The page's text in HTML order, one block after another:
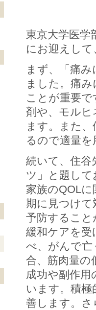
東京大学医学
にお迎えし
まず、「痛
ました。痛
ことが重要
剤や、モル
ます。また
るので適量
続いて、住谷
ツ」と題し
家族のQOL
期に見つけ
予防すること
緩和ケアを受
べ、がんで
合、筋肉量の
成功や副作
います。積
善します。さ